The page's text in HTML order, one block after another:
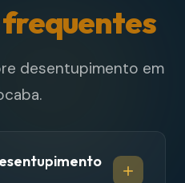
frequentes
desentupimento em